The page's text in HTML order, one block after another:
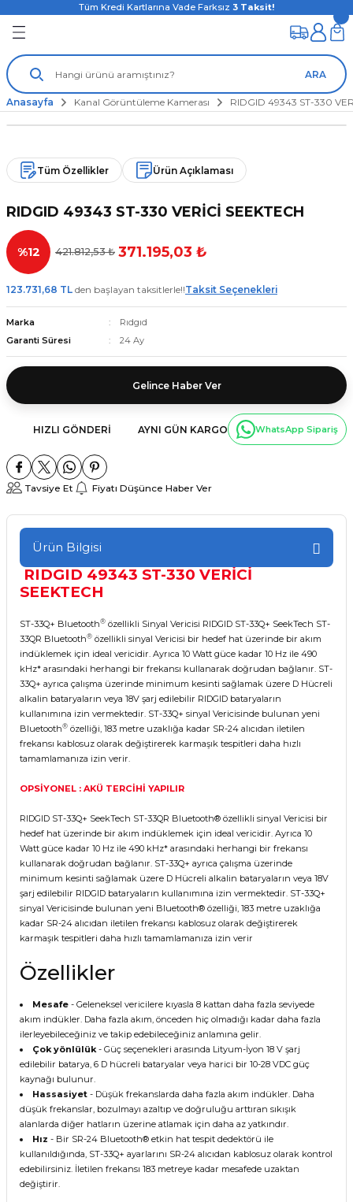
Tüm Kredi Kartlarına Vade Farksız 3 Taksit!
ARA
Anasayfa Kanal Görüntüleme Kamerası RIDGID 49343 ST-330
Tüm Özellikler Ürün Açıklaması
RIDGID 49343 ST-330 VERİCİ SEEKTECH
%12 421.812,53 ₺ 371.195,03 ₺
123.731,68 TL den başlayan taksitlerle!!Taksit Seçenekleri
Marka
Rıdgıd
Garanti Süresi
24 Ay
Gelince Haber Ver
HIZLI GÖNDERI AYNI GÜN KARGO WhatsApp Sipariş
Tavsiye Et Fiyatı Düşünce Haber Ver
Ürün Bilgisi
RIDGID 49343 ST-330 VERİCİ
SEEKTECH
ST-33Q+ Bluetooth® özellikli Sinyal Vericisi RIDGID ST-33Q+ SeekTech ST-
33QR Bluetooth® özellikli sinyal Vericisi bir hedef hat üzerinde bir akım
indüklemek için ideal vericidir. Ayrıca 10 Watt güce kadar 10 Hz ile 490
kHz* arasındaki herhangi bir frekansı kullanarak doğrudan bağlanır. ST-
33Q+ ayrıca çalışma üzerinde minimum kesinti sağlamak üzere D Hücreli
alkalin bataryaların veya 18V şarj edilebilir RIDGID bataryaların
kullanımına izin vermektedir. ST-33Q+ sinyal Vericisinde bulunan yeni
Bluetooth® özelliği, 183 metre uzaklığa kadar SR-24 alıcıdan iletilen
frekansı kablosuz olarak değiştirerek karmaşık tespitleri daha hızlı
tamamlamanıza izin verir.
OPSİYONEL : AKÜ TERCİHİ YAPILIR
RIDGID ST-33Q+ SeekTech ST-33QR Bluetooth® özellikli sinyal Vericisi bir
hedef hat üzerinde bir akım indüklemek için ideal vericidir. Ayrıca 10
Watt güce kadar 10 Hz ile 490 kHz* arasındaki herhangi bir frekansı
kullanarak doğrudan bağlanır. ST-33Q+ ayrıca çalışma üzerinde
minimum kesinti sağlamak üzere D Hücreli alkalin bataryaların veya 18V
şarj edilebilir RIDGID bataryaların kullanımına izin vermektedir. ST-33Q+
sinyal Vericisinde bulunan yeni Bluetooth® özelliği, 183 metre uzaklığa
kadar SR-24 alıcıdan iletilen frekansı kablosuz olarak değiştirerek
karmaşık tespitleri daha hızlı tamamlamanıza izin verir
Özellikler
Mesafe - Geleneksel vericilere kıyasla 8 kattan daha fazla seviyede
akım indükler. Daha fazla akım, önceden hiç olmadığı kadar daha fazla
ilerleyebileceğiniz ve takip edebileceğiniz anlamına gelir.
Çok yönlülük- Güç seçenekleri arasında Lityum-İyon 18 V şarj
edilebilir batarya, 6 D hücreli bataryalar veya harici bir 10-28 VDC güç
kaynağı bulunur.
Hassasiyet - Düşük frekanslarda daha fazla akım indükler. Daha
düşük frekanslar, bozulmayı azaltıp ve doğruluğu arttıran sıkışık
alanlarda diğer hatların üzerine atlamak için daha az yatkındır.
Hız - Bir SR-24 Bluetooth® etkin hat tespit dedektörü ile
kullanıldığında, ST-33Q+ ayarlarını SR-24 alıcıdan kablosuz olarak kontrol
edebilirsiniz. İletilen frekansı 183 metreye kadar mesafede uzaktan
değiştirir.